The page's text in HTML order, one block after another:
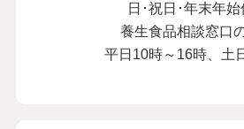
日･祝日･年末年始
養生食品相談窓口
平日10時～16時、土